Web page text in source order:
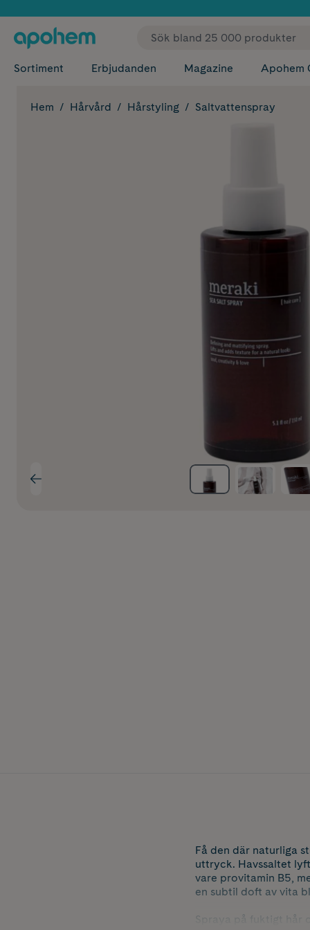
✓ Fri
Sortiment Erbjudanden Magazine Apohem
Hem Hårvård Hårstyling Saltvattenspray
Få den där naturliga
uttryck. Havssaltet
vare provitamin B5,
en subtil doft av vita
Spraya på fuktigt hår